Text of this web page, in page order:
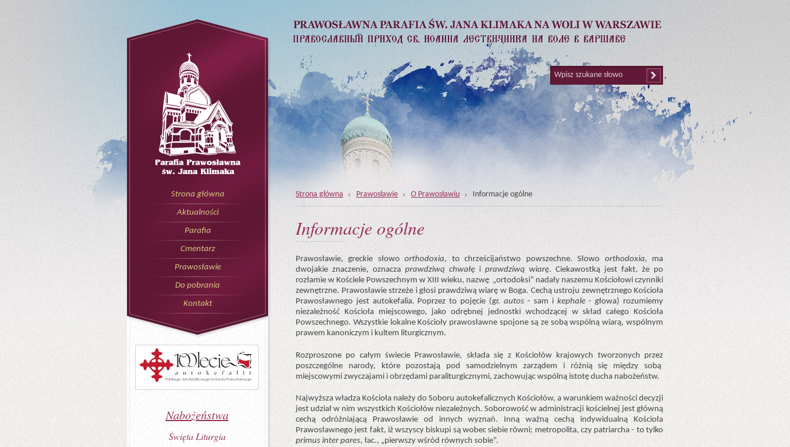
Strona główna
Aktualności
Parafia
Cmentarz
Prawosławie
Do pobrania
Kontakt
Nabożeństwa
Święta Liturgia
Strona główna Prawosławie O Prawosławiu Informacje ogólne
Informacje ogólne
Prawosławie, greckie słowoorthodoxia, to chrześcijaństwo powszechne. Słowo orthodoxia, ma
dwojakie znaczenie, oznacza prawdziwą chwałęi prawdziwą wiarę. Ciekawostką jest fakt, że po
rozłamie w Kościele Powszechnym w XIII wieku, nazwę „ortodoksi” nadały naszemu Kościołowi czynniki
zewnętrzne. Prawosławie strzeże i głosi prawdziwą wiarę w Boga. Cechą ustroju zewnętrznego Kościoła
Prawosławnego jest autokefalia. Poprzez to pojęcie (gr.autos- sam i kephale- głowa) rozumiemy
niezależność Kościoła miejscowego, jako odrębnej jednostki wchodzącej w skład całego Kościoła
Powszechnego. Wszystkie lokalne Kościoły prawosławne spojone są ze sobą wspólną wiarą, wspólnym
prawem kanoniczym i kultem liturgicznym.
Rozproszone po całym świecie Prawosławie, składa się z Kościołów krajowych tworzonych przez
poszczególne narody, które pozostają pod samodzielnym zarządem i różnią się między sobą
miejscowymi zwyczajami i obrzędami paraliturgicznymi, zachowując wspólną istotę ducha nabożeństw.
Najwyższa władza Kościoła należy do Soboru autokefalicznych Kościołów, a warunkiem ważności decyzji
jest udział w nim wszystkich Kościołów niezależnych. Soborowość w administracji kościelnej jest główną
cechą odróżniającą Prawosławie od innych wyznań. Inną ważną cechą indywidualną Kościoła
Prawosławnego jest fakt, iż wszyscy biskupi są wobec siebie równi; metropolita, czy patriarcha - to tylko
primus inter pares, łac., „pierwszy wśród równych sobie”.